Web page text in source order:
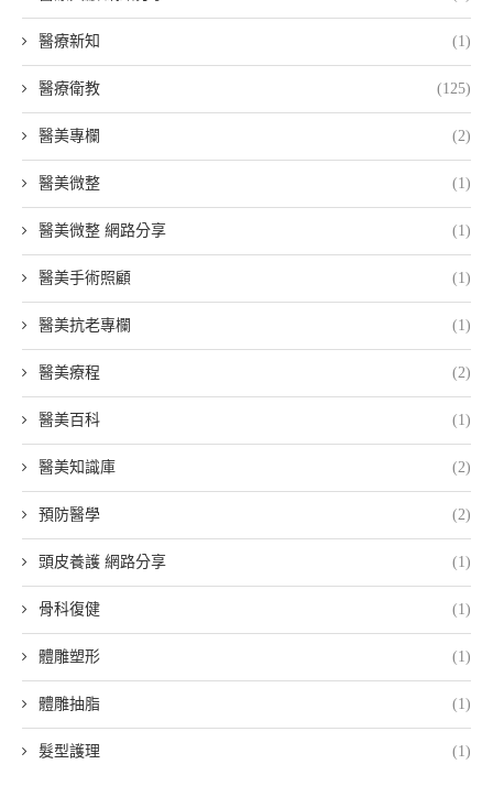
醫療新知 (1)
醫療衛教 (125)
醫美專欄 (2)
醫美微整 (1)
醫美微整 網路分享 (1)
醫美手術照顧 (1)
醫美抗老專欄 (1)
醫美療程 (2)
醫美百科 (1)
醫美知識庫 (2)
預防醫學 (2)
頭皮養護 網路分享 (1)
骨科復健 (1)
體雕塑形 (1)
體雕抽脂 (1)
髮型護理 (1)